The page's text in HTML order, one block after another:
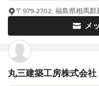
メ
〒979-2702, 福島県相馬郡
丸三建築工房株式会社